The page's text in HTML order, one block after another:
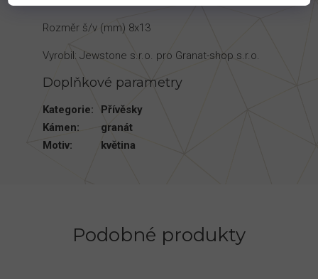
Rozměr š/v (mm) 8x13
Vyrobil: Jewstone s.r.o. pro Granat-shop s.r.o.
Doplňkové parametry
Kategorie:
Přívěsky
Kámen:
granát
Motiv: květina
Podobné produkty